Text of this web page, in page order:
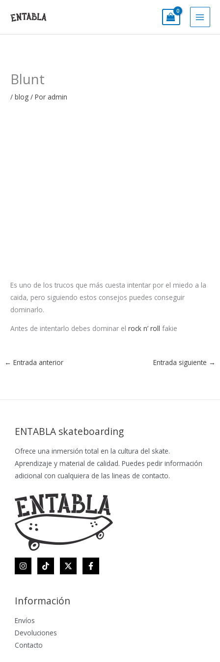
Blunt
/blog / Por admin
Es uno de los trucos que más cuesta intentar por el miedo a la
caida, pero siguiendo estos consejos puedes conseguir
dominarlo.
Antes de intentarlo debes dominar elrock n’ roll fakie
← Entrada anterior Entrada siguiente →
ENTABLA skateboarding
Ofrece una inmersión total en la cultura del skate.
Aprendizaje y material de calidad. Puedes pedir información
adicional con cualquiera de las lineas de contacto.
Información
Envíos
Devoluciones
Contacto